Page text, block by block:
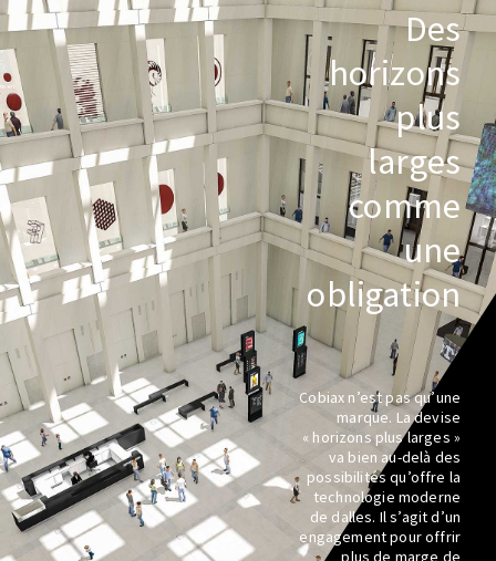
Des
horizons
plus
larges
comme
une
obligation
Cobiax n’est pas qu’une
marque. La devise
« horizons plus larges »
va bien au-delà des
possibilités qu’offre la
technologie moderne
de dalles. Il s’agit d’un
engagement pour offrir
plus de marge de